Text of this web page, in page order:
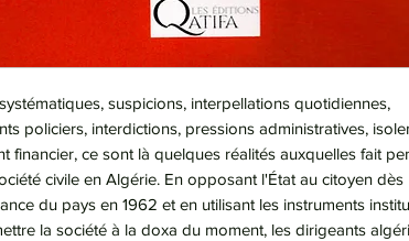
suspicions, interpellations quotidiennes,
policiers, interdictions, pressions administratives,
financier, ce sont là quelques réalités auxquelles fait
civile en Algérie. En opposant l'État au citoyen dès
du pays en 1962 et en utilisant les instruments
la société à la doxa du moment, les dirigeants